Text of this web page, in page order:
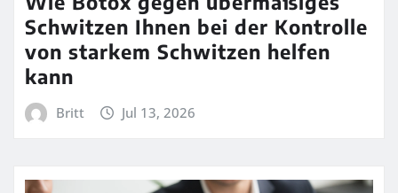
Schwitzen Ihnen bei der Kontrolle
von starkem Schwitzen helfen
kann
Britt Jul 13, 2026